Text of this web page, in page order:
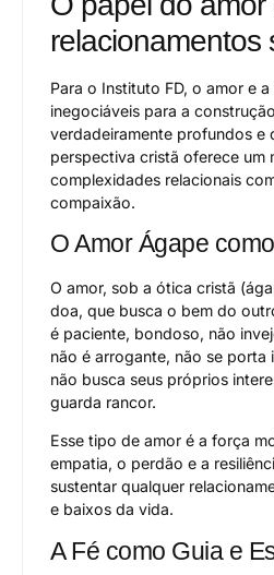
relacionamentos
Para o Instituto FD, o amor e
inegociáveis para a
verdadeiramente profundos e
perspectiva cristã oferece um
complexidades relacionais
compaixão.
O Amor Ágape
O amor, sob a ótica cristã
doa, que busca o bem do
é paciente, bondoso, não
não é arrogante, não se porta
não busca seus próprios
guarda rancor.
Esse tipo de amor é a força
empatia, o perdão e a
sustentar qualquer
e baixos da vida.
A Fé como Guia e